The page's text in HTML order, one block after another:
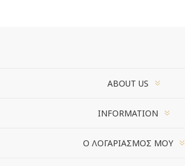
ABOUT US
INFORMATION
Ο ΛΟΓΑΡΙΑΣΜΌΣ ΜΟΥ